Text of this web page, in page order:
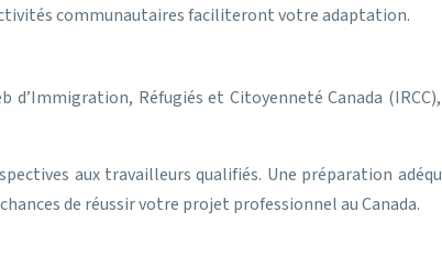
communautaires faciliteront votre adaptation.
Réfugiés et Citoyenneté Canada
aux travailleurs qualifiés. Une préparation
de réussir votre projet professionnel au Canada.